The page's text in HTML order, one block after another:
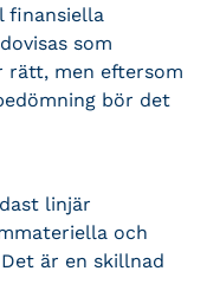
finansiella
som
rätt, men eftersom
bör det
linjär
och
är en skillnad